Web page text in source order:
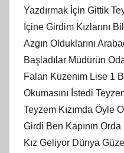
Yazdırmak İçin Gittik
İçine Girdim Kızlarını
Azgın Olduklarını
Başladılar Müdürün
Falan Kuzenim Lise 1
Okumasını İstedi
Teyzem Kızımda Öyle
Girdi Ben Kapının
Kız Geliyor Dünya